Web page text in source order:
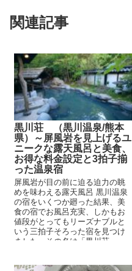
関連記事
黒川荘 （黒川温泉/熊本
県）～屏風岩を見上げるユ
ニークな露天風呂と美食、
お得な料金設定と3拍子揃
った温泉宿
屏風岩が目の前に迫る迫力の眺
めを味わえる露天風呂 黒川温泉
の宿をいくつか廻った結果、美
食の宿でお風呂充実、しかもお
値段がとってもリーズナブルと
いう三拍子そろった宿を見つけ
ました。その名は「黒川荘」。